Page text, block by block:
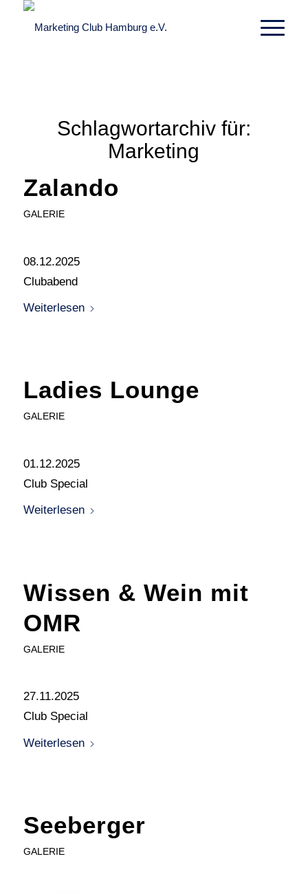
Schlagwortarchiv für:
Marketing
Zalando
GALERIE
08.12.2025
Clubabend
Weiterlesen
Ladies Lounge
GALERIE
01.12.2025
Club Special
Weiterlesen
Wissen & Wein mit
OMR
GALERIE
27.11.2025
Club Special
Weiterlesen
Seeberger
GALERIE